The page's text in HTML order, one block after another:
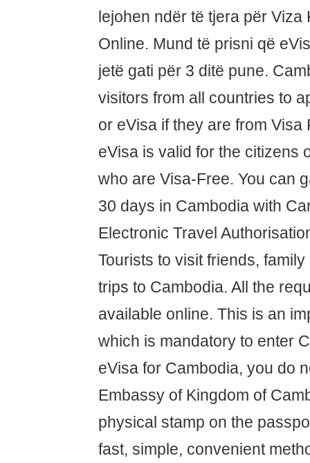
lejohen ndër të tjera për Viza
Online. Mund të prisni që
jetë gati për 3 ditë pune.
visitors from all countries to
or eVisa if they are from Visa
eVisa is valid for the citizens
who are Visa-Free. You can
30 days in Cambodia with
Electronic Travel
Tourists to visit friends,
trips to Cambodia. All the
available online. This is an
which is mandatory to enter
eVisa for Cambodia, you do
Embassy of Kingdom of
physical stamp on the
fast, simple, convenient